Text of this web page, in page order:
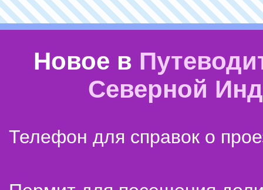
Новое в
Северной
Телефон для справок о